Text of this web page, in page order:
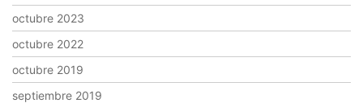
octubre 2023
octubre 2022
octubre 2019
septiembre 2019